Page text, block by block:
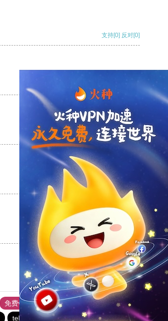
支持[0] 反对[0]
支持[0] 反对[0]
支持[0] 反对
支持[0] 反对[0]
免费vps加速器外网苹果版
黑豹加速器
telegeram苹果加速器 蚂蚁vp加速器